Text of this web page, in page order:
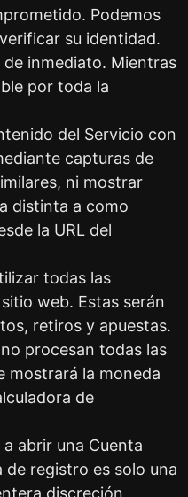
Podemos
su identidad.
de inmediato. Mientras
por toda la
del Servicio con
capturas de
ni mostrar
distinta a como
la URL del
todas las
web. Estas serán
retiros y apuestas.
procesan todas las
mostrará la moneda
de
abrir una Cuenta
de registro es solo una
discreción